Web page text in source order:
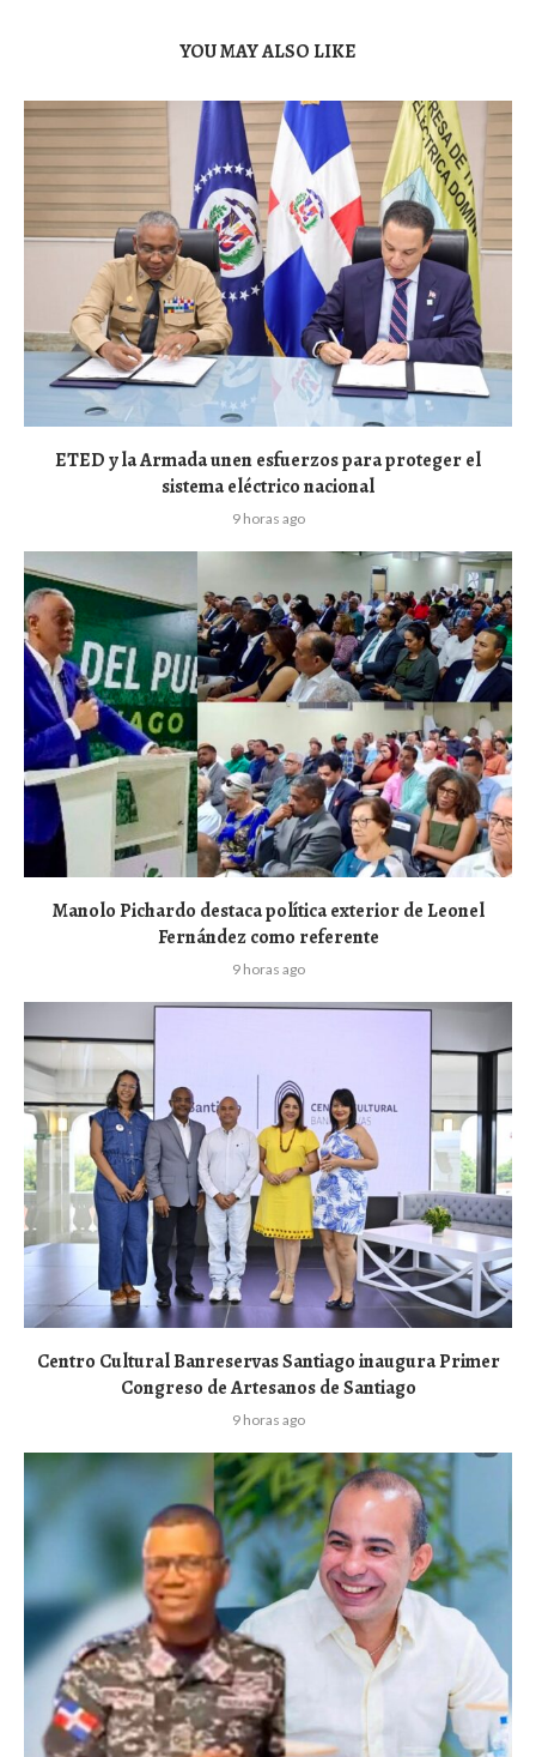
YOU MAY ALSO LIKE
ETED y la Armada unen esfuerzos para proteger el
sistema eléctrico nacional
9 horas ago
Manolo Pichardo destaca política exterior de Leonel
Fernández como referente
9 horas ago
Centro Cultural Banreservas Santiago inaugura Primer
Congreso de Artesanos de Santiago
9 horas ago